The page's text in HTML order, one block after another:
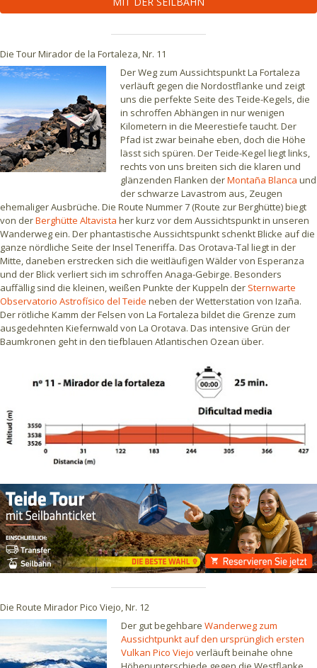
Die Tour Mirador de la Fortaleza, Nr. 11
Der Weg zum Aussichtspunkt La Fortaleza
verläuft gegen die Nordostflanke und zeigt
uns die perfekte Seite des Teide-Kegels, die
in schroffen Abhängen in nur wenigen
Kilometern in die Meerestiefe taucht. Der
Pfad ist zwar beinahe eben, doch die Höhe
lässt sich spüren. Der Teide-Kegel liegt links,
rechts von uns breiten sich die klaren und
glänzenden Flanken derMontaña Blanca und
der schwarze Lavastrom aus, Zeugen
ehemaliger Ausbrüche. Die Route Nummer 7 (Route zur Berghütte) biegt
von derBerghütte Altavista her kurz vor dem Aussichtspunkt in unseren
Wanderweg ein. Der phantastische Aussichtspunkt schenkt Blicke auf die
ganze nördliche Seite der Insel Teneriffa. Das Orotava-Tal liegt in der
Mitte, daneben erstrecken sich die weitläufigen Wälder von Esperanza
und der Blick verliert sich im schroffen Anaga-Gebirge. Besonders
auffällig sind die kleinen, weißen Punkte der Kuppeln der Sternwarte
Observatorio Astrofísico del Teide neben der Wetterstation von Izaña.
Der rötliche Kamm der Felsen von La Fortaleza bildet die Grenze zum
ausgedehnten Kiefernwald von La Orotava. Das intensive Grün der
Baumkronen geht in den tiefblauen Atlantischen Ozean über.
Die Route Mirador Pico Viejo, Nr. 12
Der gut begehbare Wanderweg zum
Aussichtpunkt auf den ursprünglich ersten
Vulkan Pico Viejo verläuft beinahe ohne